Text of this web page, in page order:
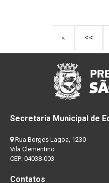
« <<
Secretaria Municipal de
Rua Borges Lagoa, 1230
Vila Clementino
CEP: 04038-003
Contatos